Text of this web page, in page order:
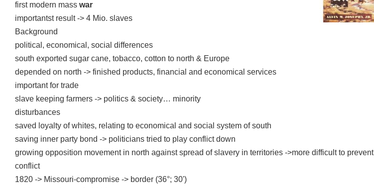
first modern mass war
importantst result -> 4 Mio. slaves
Background
political, economical, social differences
south exported sugar cane, tobacco, cotton to north & Europe
depended on north -> finished products, financial and economical services
important for trade
slave keeping farmers -> politics & society… minority
disturbances
saved loyalty of whites, relating to economical and social system of south
saving inner party bond -> politicians tried to play conflict down
growing opposition movement in north against spread of slavery in territories ->more difficult to prevent
conflict
1820 -> Missouri-compromise -> border (36°; 30')